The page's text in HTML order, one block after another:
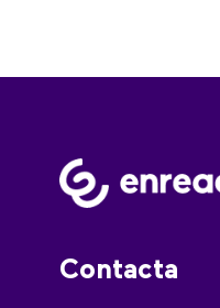
Contacta